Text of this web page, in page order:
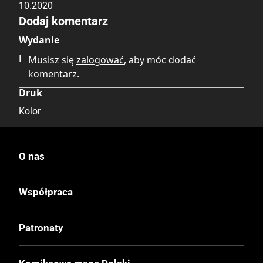
10.2020
Wydanie
I
Druk
Kolor
Format
Dodaj komentarz
Musisz sięzalogować, aby móc dodać
komentarz.
O nas
Współpraca
Patronaty